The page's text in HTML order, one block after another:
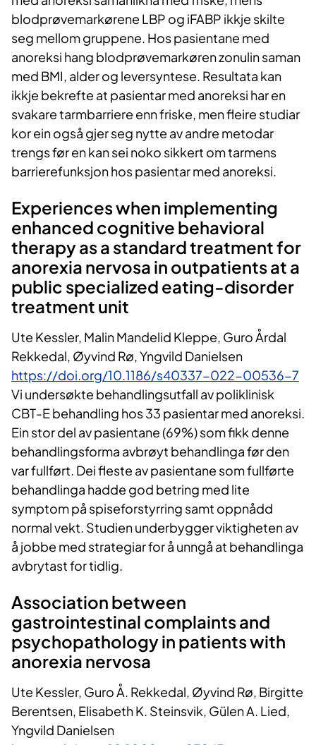
blodprøvemarkørene LBP og iFABP ikkje skilte
seg mellom gruppene. Hos pasientane med
anoreksi hang blodprøvemarkøren zonulin saman
med BMI, alder og leversyntese. Resultata kan
ikkje bekrefte at pasientar med anoreksi har en
svakare tarmbarriere enn friske, men fleire studiar
kor ein også gjer seg nytte av andre metodar
trengs før en kan sei noko sikkert om tarmens
barrierefunksjon hos pasientar med anoreksi.
Experiences when implementing
enhanced cognitive behavioral
therapy as a standard treatment for
anorexia nervosa in outpatients at a
public specialized eating‑disorder
treatment unit
Ute Kessler, Malin Mandelid Kleppe, Guro Årdal
Rekkedal, Øyvind Rø, Yngvild Danielsen
https://doi.org/10.1186/s40337-022-00536-7
Vi undersøkte behandlingsutfall av poliklinisk
CBT-E behandling hos 33 pasientar med anoreksi.
Ein stor del av pasientane (69%) som fikk denne
behandlingsforma avbrøyt behandlinga før den
var fullført. Dei fleste av pasientane som fullførte
behandlinga hadde god betring med lite
symptom på spiseforstyrring samt oppnådd
normal vekt. Studien underbygger viktigheten av
å jobbe med strategiar for å unngå at behandlinga
avbrytast for tidlig.
Association between
gastrointestinal complaints and
psychopathology in patients with
anorexia nervosa
Ute Kessler, Guro Å. Rekkedal, Øyvind Rø, Birgitte
Berentsen, Elisabeth K. Steinsvik, Gülen A. Lied,
Yngvild Danielsen